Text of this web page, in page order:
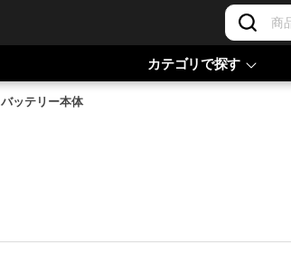
カテゴリで探す
バッテリー本体